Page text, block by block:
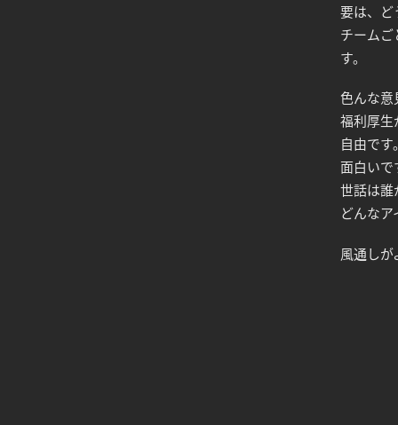
要は、ど
チーム
す。
色んな意
福利厚生
自由です
面白いで
世話は誰
どんな
風通し